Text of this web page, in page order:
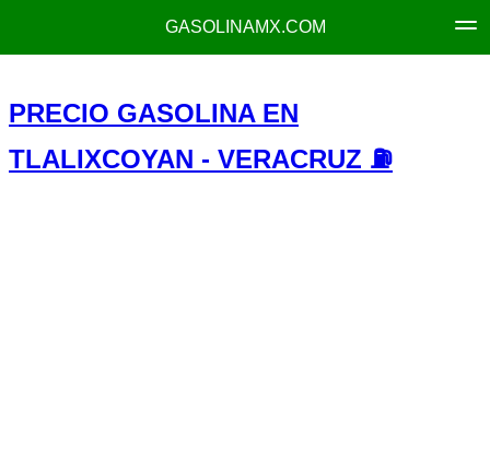
GASOLINAMX.COM
PRECIO GASOLINA EN
TLALIXCOYAN - VERACRUZ ⛽